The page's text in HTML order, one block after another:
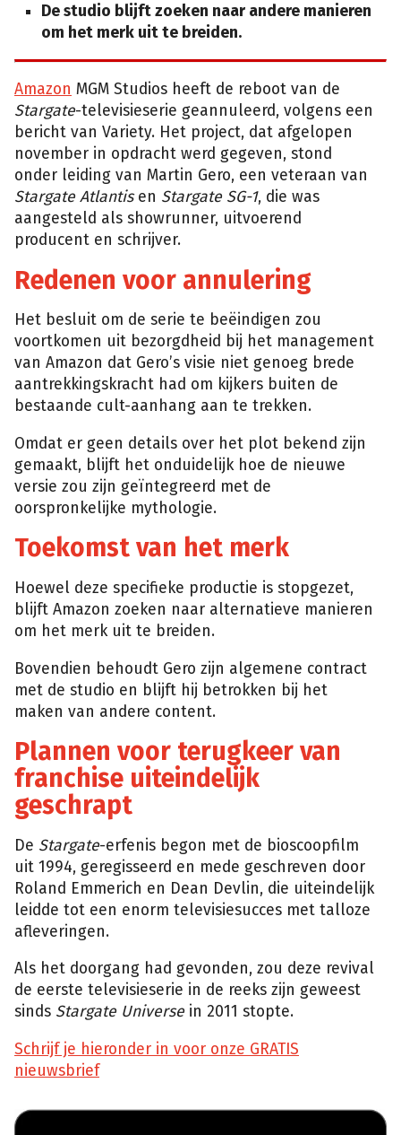
De studio blijft zoeken naar andere manieren
om het merk uit te breiden.
Amazon MGM Studios heeft de reboot van de
Stargate-televisieserie geannuleerd, volgens een
bericht van Variety. Het project, dat afgelopen
november in opdracht werd gegeven, stond
onder leiding van Martin Gero, een veteraan van
Stargate Atlantisen Stargate SG-1, die was
aangesteld als showrunner, uitvoerend
producent en schrijver.
Redenen voor annulering
Het besluit om de serie te beëindigen zou
voortkomen uit bezorgdheid bij het management
van Amazon dat Gero’s visie niet genoeg brede
aantrekkingskracht had om kijkers buiten de
bestaande cult-aanhang aan te trekken.
Omdat er geen details over het plot bekend zijn
gemaakt, blijft het onduidelijk hoe de nieuwe
versie zou zijn geïntegreerd met de
oorspronkelijke mythologie.
Toekomst van het merk
Hoewel deze specifieke productie is stopgezet,
blijft Amazon zoeken naar alternatieve manieren
om het merk uit te breiden.
Bovendien behoudt Gero zijn algemene contract
met de studio en blijft hij betrokken bij het
maken van andere content.
Plannen voor terugkeer van
franchise uiteindelijk
geschrapt
De Stargate-erfenis begon met de bioscoopfilm
uit 1994, geregisseerd en mede geschreven door
Roland Emmerich en Dean Devlin, die uiteindelijk
leidde tot een enorm televisiesucces met talloze
afleveringen.
Als het doorgang had gevonden, zou deze revival
de eerste televisieserie in de reeks zijn geweest
sinds Stargate Universein 2011 stopte.
Schrijf je hieronder in voor onze GRATIS
nieuwsbrief